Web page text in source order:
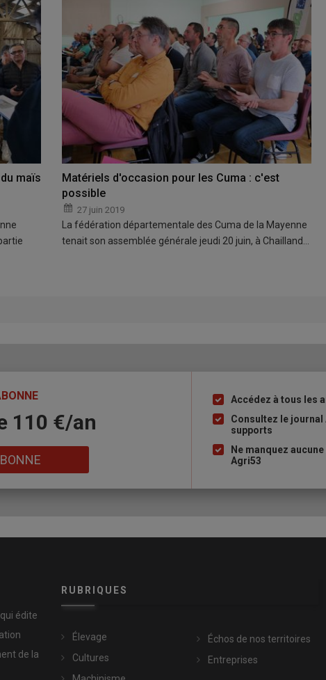
maïs
Matériels d'occasion pour les Cuma : c'est
possible
27 juin 2019
La fédération départementale des Cuma de la Mayenne
tenait son assemblée générale jeudi 20 juin, à Chailland…
110 €/an
Liste
à
puce
Accédez à tous les
Consultez le
supports
Ne manquez
Agri53
édite
de la
RUBRIQUES
Élevage
Cultures
Échos de nos territoires
Entreprises